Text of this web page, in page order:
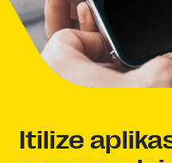
Itilize